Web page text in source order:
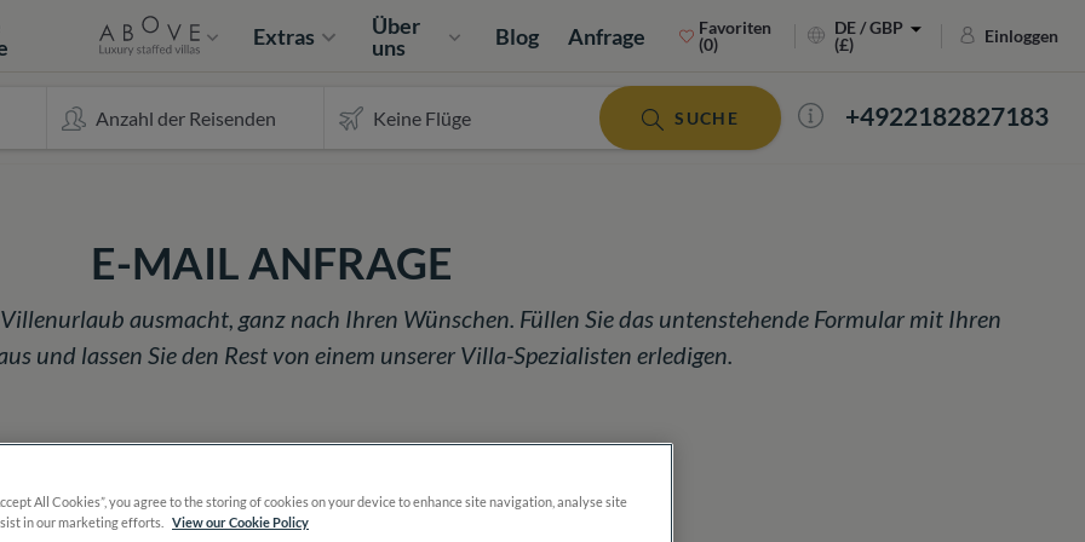
Extras
Über
uns
Blog Anfrage
Favoriten
(0)
DE / GBP
(£)
Einloggen
+4922182827183
SUCHE
E-MAIL ANFRAGE
ausmacht, ganz nach Ihren Wünschen. Füllen Sie das untenstehende Formular mit Ihren
und lassen Sie den Rest von einem unserer Villa-Spezialisten erledigen.
All Cookies”, you agree to the storing of cookies on your device to enhance site navigation, analyse site
in our marketing efforts.
View our Cookie Policy